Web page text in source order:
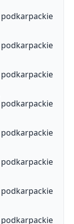
podkarpackie
podkarpackie
podkarpackie
podkarpackie
podkarpackie
podkarpackie
podkarpackie
podkarpackie